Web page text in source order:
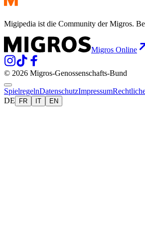
Migipedia ist die Community der Migros.
Migros Online
© 2026 Migros-Genossenschafts-Bund
SpielregelnDatenschutzImpressum
DE
FR IT EN